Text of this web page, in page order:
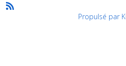
Propulsé par